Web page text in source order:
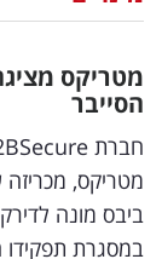
דיגיטל
וטק
שיווק
ופרסום
מטריקס
הסייבר
מטריקס, מכריזה
ביבס מונה
במסגרת תפקידו